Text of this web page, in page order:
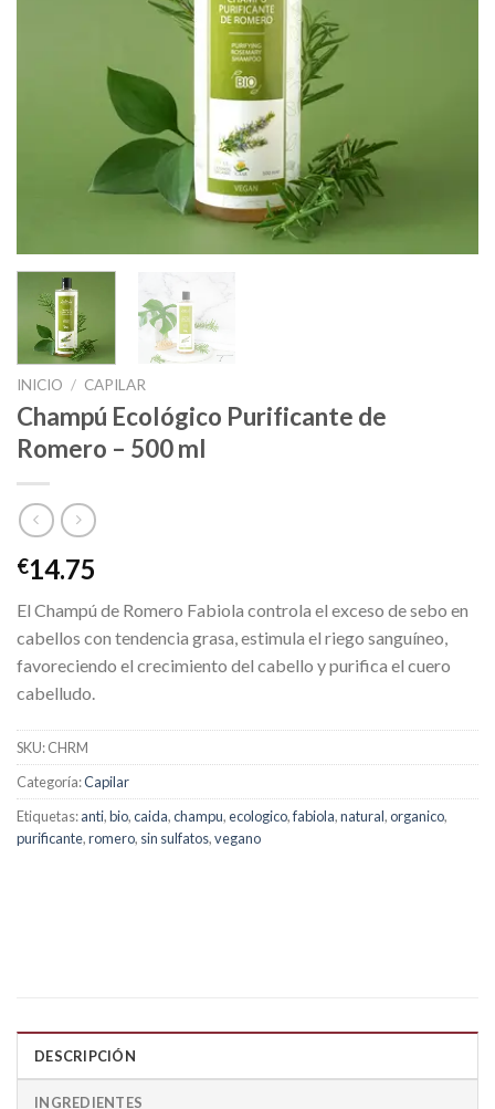
INICIO / CAPILAR
Champú Ecológico Purificante de
Romero – 500 ml
€14.75
El Champú de Romero Fabiola controla el exceso de sebo en
cabellos con tendencia grasa, estimula el riego sanguíneo,
favoreciendo el crecimiento del cabello y purifica el cuero
cabelludo.
SKU:CHRM
Categoría:Capilar
Etiquetas:anti,bio,caida,champu,ecologico,fabiola,natural,organico,
purificante,romero, sin sulfatos,vegano
DESCRIPCIÓN
INGREDIENTES